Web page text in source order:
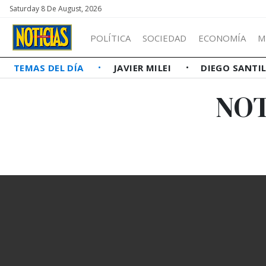
Saturday 8 De August, 2026
POLÍTICA SOCIEDAD ECONOMÍA
TEMAS DEL DÍA JAVIER MILEI DIEGO